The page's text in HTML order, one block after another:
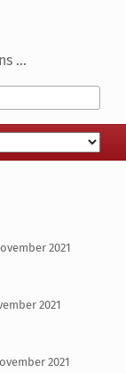
...
2021
2021
2021